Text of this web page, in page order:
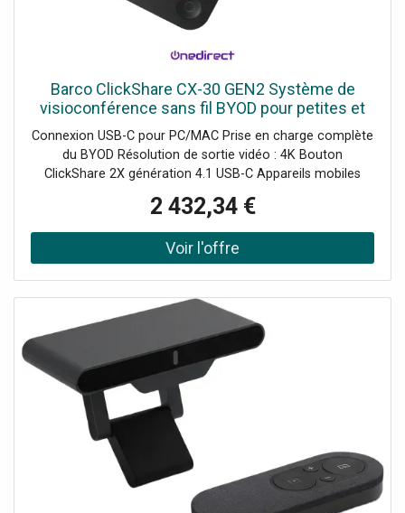
Barco ClickShare CX-30 GEN2 Système de
visioconférence sans fil BYOD pour petites et
moyennes salles.
Connexion USB-C pour PC/MAC Prise en charge complète
du BYOD Résolution de sortie vidéo : 4K Bouton
ClickShare 2X génération 4.1 USB-C Appareils mobiles
appareils sur simple pression d'un bouton Compatible
avec tous les softphones du marché
2 432,34 €